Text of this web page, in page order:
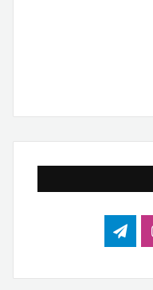
تلگرام